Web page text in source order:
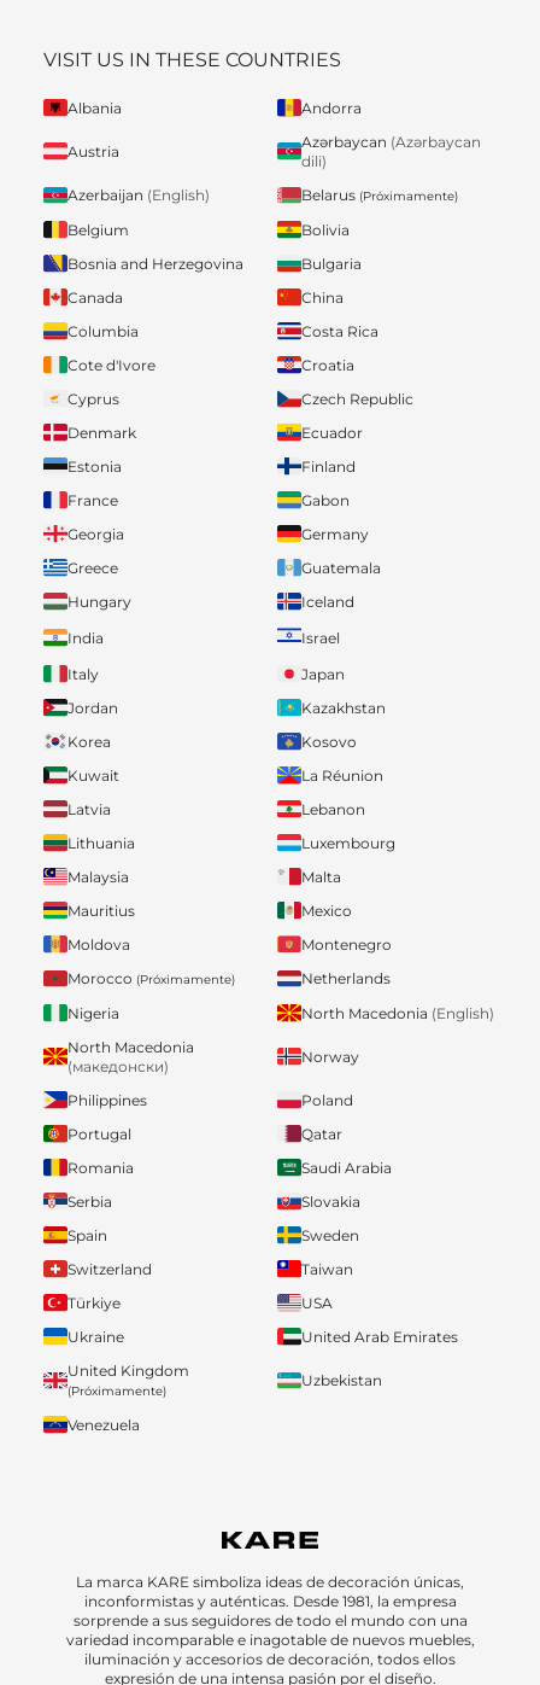
VISIT US IN THESE COUNTRIES
Albania Andorra
Austria
Azərbaycan (Azərbaycan
dili)
Azerbaijan (English) Belarus (Próximamente)
Belgium
Bolivia
Bosnia and Herzegovina
Bulgaria
Canada
China
Columbia
Costa Rica
Cote d'Ivore
Croatia
Cyprus
Czech Republic
Denmark
Ecuador
Estonia
Finland
France
Gabon
Georgia
Germany
Greece
Guatemala
Hungary
Iceland
India
Israel
Italy
Japan
Jordan
Kazakhstan
Korea
Kosovo
Kuwait
La Réunion
Latvia
Lebanon
Lithuania
Luxembourg
Malaysia
Malta
Mauritius
Mexico
Moldova
Montenegro
Morocco (Próximamente)
Netherlands
Nigeria
North Macedonia (English)
North Macedonia
(македонски)
Norway
Philippines
Poland
Portugal
Qatar
Romania
Saudi Arabia
Serbia
Slovakia
Spain
Sweden
Switzerland
Taiwan
Türkiye
USA
Ukraine
United Arab Emirates
United Kingdom
(Próximamente)
Uzbekistan
Venezuela
La marca KARE simboliza ideas de decoración únicas,
inconformistas y auténticas. Desde 1981, la empresa
sorprende a sus seguidores de todo el mundo con una
variedad incomparable e inagotable de nuevos muebles,
iluminación y accesorios de decoración, todos ellos
expresión de una intensa pasión por el diseño.